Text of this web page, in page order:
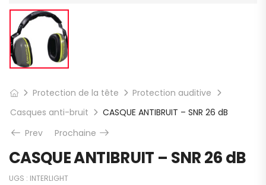
Protection de la tête
Protection auditive
Casques anti-bruit
CASQUE ANTIBRUIT – SNR 26 dB
Prev
Prochaine
CASQUE ANTIBRUIT – SNR 26 dB
UGS : INTERLIGHT